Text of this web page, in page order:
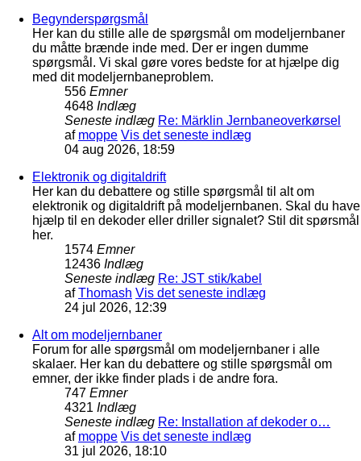
Begynderspørgsmål
Her kan du stille alle de spørgsmål om modeljernbaner
du måtte brænde inde med. Der er ingen dumme
spørgsmål. Vi skal gøre vores bedste for at hjælpe dig
med dit modeljernbaneproblem.
556 Emner
4648 Indlæg
Seneste indlæg Re: Märklin Jernbaneoverkørsel
af moppe Vis det seneste indlæg
04 aug 2026, 18:59
Elektronik og digitaldrift
Her kan du debattere og stille spørgsmål til alt om
elektronik og digitaldrift på modeljernbanen. Skal du have
hjælp til en dekoder eller driller signalet? Stil dit spørsmål
her.
1574 Emner
12436 Indlæg
Seneste indlæg Re: JST stik/kabel
afThomash Vis det seneste indlæg
24 jul 2026, 12:39
Alt om modeljernbaner
Forum for alle spørgsmål om modeljernbaner i alle
skalaer. Her kan du debattere og stille spørgsmål om
emner, der ikke finder plads i de andre fora.
747 Emner
4321 Indlæg
Seneste indlæg Re: Installation af dekoder o…
af moppe Vis det seneste indlæg
31 jul 2026, 18:10